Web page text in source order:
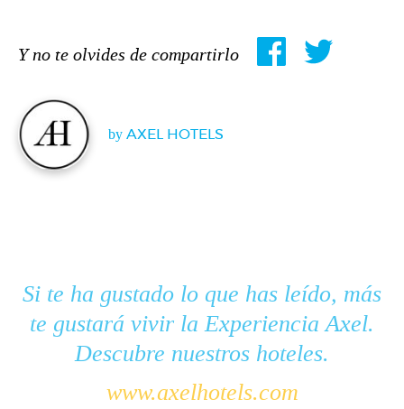
Y no te olvides de compartirlo
by AXEL HOTELS
Si te ha gustado lo que has leído, más
te gustará vivir la Experiencia Axel.
Descubre nuestros hoteles.
www.axelhotels.com